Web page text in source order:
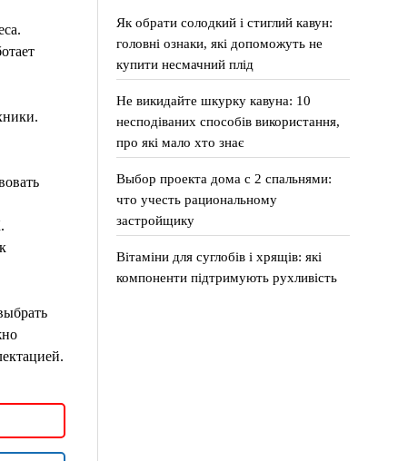
Як обрати солодкий і стиглий кавун:
головні ознаки, які допоможуть не
купити несмачний плід
Не викидайте шкурку кавуна: 10
несподіваних способів використання,
про які мало хто знає
Выбор проекта дома с 2 спальнями:
что учесть рациональному
застройщику
Вітаміни для суглобів і хрящів: які
компоненти підтримують рухливість